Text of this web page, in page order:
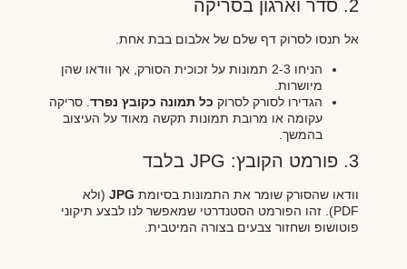
2. סדר וארגון בסריקה
אל תנסו לסרוק דף שלם של אלבום בבת אחת.
הניחו 2-3 תמונות על זכוכית הסורק, אך וודאו שהן
מיושרות.
הגדירו לסורק לסרוק כל תמונה כקובץ נפרד. סריקה
עקומה או מרובת תמונות תקשה מאוד על העיצוב
בהמשך.
3. פורמט הקובץ: JPG בלבד
וודאו שהסורק שומר את התמונות בסיומת JPG(ולא
PDF). זהו הפורמט הסטנדרטי שמאפשר לנו לבצע תיקוני
פוטושופ ושחזור צבעים בצורה המיטבית.